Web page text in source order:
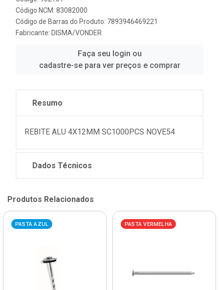
Código NCM: 83082000
Código de Barras do Produto: 7893946469221
Fabricante: DISMA/VONDER
Faça seu login ou
cadastre-se para ver preços e comprar
Resumo
REBITE ALU 4X12MM SC1000PCS NOVE54
Dados Técnicos
Produtos Relacionados
PASTA AZUL PASTA VERMELHA